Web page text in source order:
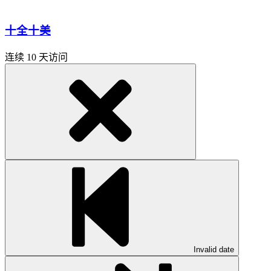
十全十美
连续 10 天访问
Invalid date